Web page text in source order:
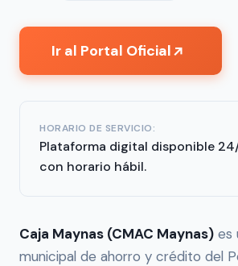
Ir al Portal Oficial↗
HORARIO DE SERVICIO:
Plataforma digital disponible
con horario hábil.
Caja Maynas (CMAC Maynas) es
municipal de ahorro y crédito del